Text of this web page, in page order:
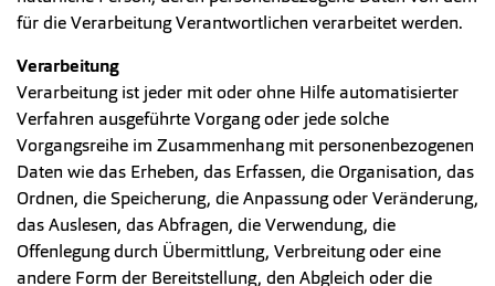
für die Verarbeitung Verantwortlichen verarbeitet werden.
Verarbeitung
Verarbeitung ist jeder mit oder ohne Hilfe automatisierter
Verfahren ausgeführte Vorgang oder jede solche
Vorgangsreihe im Zusammenhang mit personenbezogenen
Daten wie das Erheben, das Erfassen, die Organisation, das
Ordnen, die Speicherung, die Anpassung oder Veränderung,
das Auslesen, das Abfragen, die Verwendung, die
Offenlegung durch Übermittlung, Verbreitung oder eine
andere Form der Bereitstellung, den Abgleich oder die